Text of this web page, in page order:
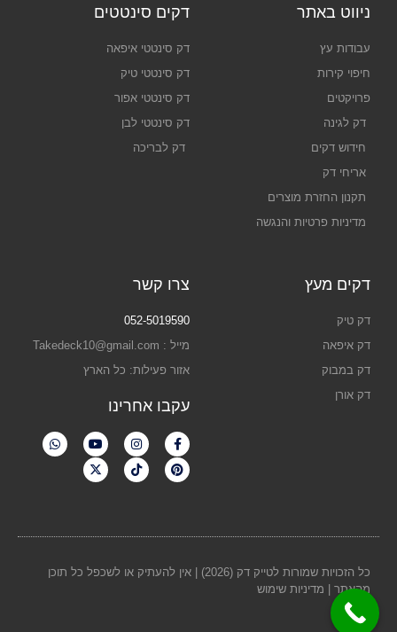
ניווט באתר
עבודות עץ
חיפוי קירות
פרויקטים
דק לגינה
חידוש דקים
אריחי דק
תקנון החזרת מוצרים
מדיניות פרטיות והנגשה
דקים סינטטים
דק סינטטי איפאה
דק סינטטי טיק
דק סינטטי אפור
דק סינטטי לבן
דק לבריכה
דקים מעץ
דק טיק
דק איפאה
דק במבוק
דק אורן
צרו קשר
052-5019590
מייל : Takedeck10@gmail.com
אזור פעילות: כל הארץ
עקבו אחרינו
כל הזכויות שמורות לטייק דק (2026) | אין להעתיק או לשכפל כל תוכן
מהאתר |
מדיניות שימוש